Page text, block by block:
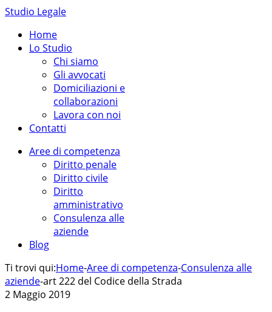
Studio Legale
Home
Lo Studio
Chi siamo
Gli avvocati
Domiciliazioni e
collaborazioni
Lavora con noi
Contatti
Aree di competenza
Diritto penale
Diritto civile
Diritto
amministrativo
Consulenza alle
aziende
Blog
Ti trovi qui:Home-Aree di competenza-Consulenza alle
aziende-art 222 del Codice della Strada
2 Maggio 2019